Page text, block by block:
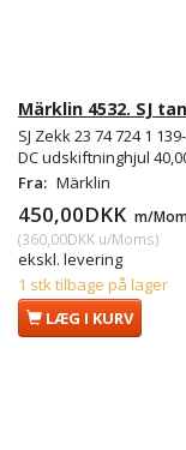
Märklin 4532. SJ
SJ Zekk 23 74 724 1
DC udskiftninghjul
Fra: Märklin
450,00DKK m/
(360,00DKK u/Moms)
ekskl. levering
1 stk tilbage på lager
LÆG I KURV